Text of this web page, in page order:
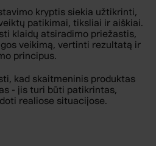
kryptis siekia užtikrinti,
patikimai, tiksliai ir aiškiai.
klaidų atsiradimo priežastis,
veikimą, vertinti rezultatą ir
principus.
kad skaitmeninis produktas
- jis turi būti patikrintas,
realiose situacijose.